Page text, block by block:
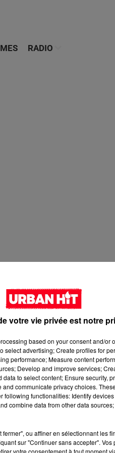
RADIO
votre vie privée est notre
based on your consent and/or
select advertising; Create profiles for
performance; Measure content
Develop and improve services;
to select content; Ensure security,
communicate privacy choices.
following functionalities: Identify
combine data from other data
ou affiner en sélectionnant les
sur "Continuer sans accepter".
votre consentement à tout moment